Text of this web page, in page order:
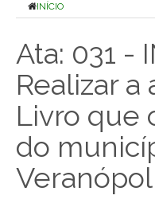
INÍCIO
Ata: 031 -
Realizar a
Livro que
do